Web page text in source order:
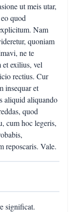
ut meis utar,
quod
Nam
quoniam
ne te
et exilius, vel
rectius. Cur
insequar et
aliquid aliquando
quod
cum hoc legeris,
reposcaris. Vale.
significat.